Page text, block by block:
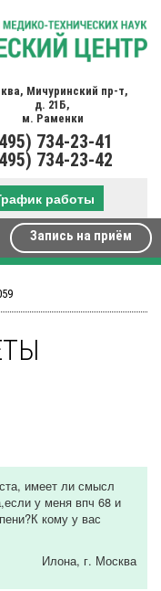
Мичуринский пр-т,
д. 21Б,
м. Раменки
734-23-41
734-23-42
работы
Запись на приём
имеет ли смысл
у меня впч 68 и
кому у вас
Илона, г. Москва